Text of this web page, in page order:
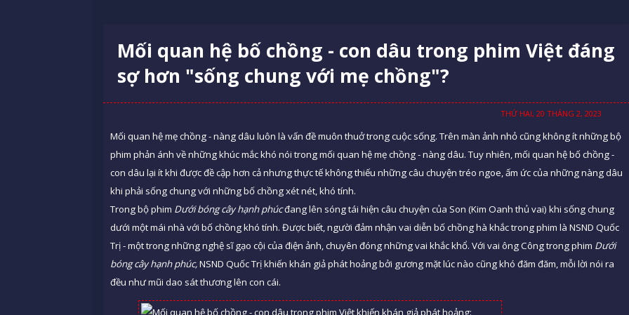
Mối quan hệ bố chồng - con dâu trong phim Việt đáng
sợ hơn "sống chung với mẹ chồng"?
THỨ HAI, 20 THÁNG 2, 2023
Mối quan hệ mẹ chồng - nàng dâu luôn là vấn đề muôn thuở trong cuộc sống. Trên màn ảnh nhỏ cũng không ít những bộ
phim phản ánh về những khúc mắc khó nói trong mối quan hệ mẹ chồng - nàng dâu. Tuy nhiên, mối quan hệ bố chồng -
con dâu lại ít khi được đề cập hơn cả nhưng thực tế không thiếu những câu chuyện tréo ngoe, ấm ức của những nàng dâu
khi phải sống chung với những bố chồng xét nét, khó tính.
Trong bộ phim Dưới bóng cây hạnh phúcđang lên sóng tái hiện câu chuyện của Son (Kim Oanh thủ vai) khi sống chung
dưới một mái nhà với bố chồng khó tính. Được biết, người đảm nhận vai diễn bố chồng hà khắc trong phim là NSND Quốc
Trị - một trong những nghệ sĩ gạo cội của điện ảnh, chuyên đóng những vai khắc khổ. Với vai ông Công trong phim Dưới
bóng cây hạnh phúc,NSND Quốc Trị khiến khán giả phát hoảng bởi gương mặt lúc nào cũng khó đăm đăm, mỗi lời nói ra
đều như mũi dao sát thương lên con cái.